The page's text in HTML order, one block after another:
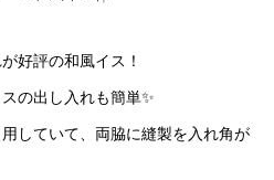
好評の和風イス！
の出し入れも簡単✨
していて、両脇に縫製を入れ角が